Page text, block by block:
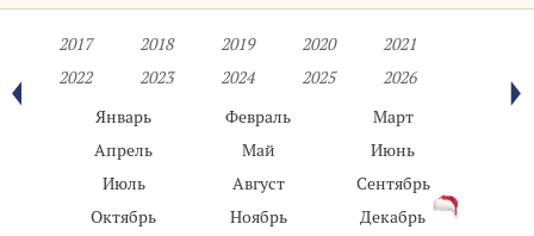
2017 2018 2019 2020
2021
2022
2023 2024 2025
2026
Январь
Февраль
Март
Апрель
Май
Июнь
Июль
Август
Сентябрь
Октябрь
Ноябрь
Декабрь